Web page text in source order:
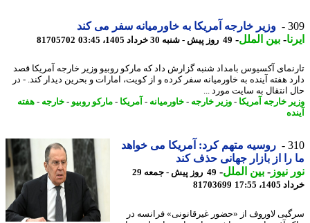
وزیر خارجه آمریکا به خاورمیانه سفر می کند
-بین الملل-49 روز پیش - شنبه 30 خرداد 1405، 03:45 81705702
آکسیوس بامداد شنبه گزارش داد که مارکو روبیو وزیر خارجه آمریکا قصد
هفته آینده به خاورمیانه سفر کرده و از کویت، امارات و بحرین دیدار کند. - در
اﻧﺘﻘﺎل ﺑﻪ ﺳﺎﯾﺖ ﻣﻮرد ...
خارجه آمریکا- وزیر خارجه-خاورمیانه-آمریکا- مارکو روبیو -خارجه-هفته
روسیه متهم کرد: آمریکا می خواهد
از بازار جهانی حذف کند
نیوز-بین الملل-
49 روز پیش - جمعه 29
17:55
81703699
لاوروف از «حضور غیرقانونی» فرانسه در